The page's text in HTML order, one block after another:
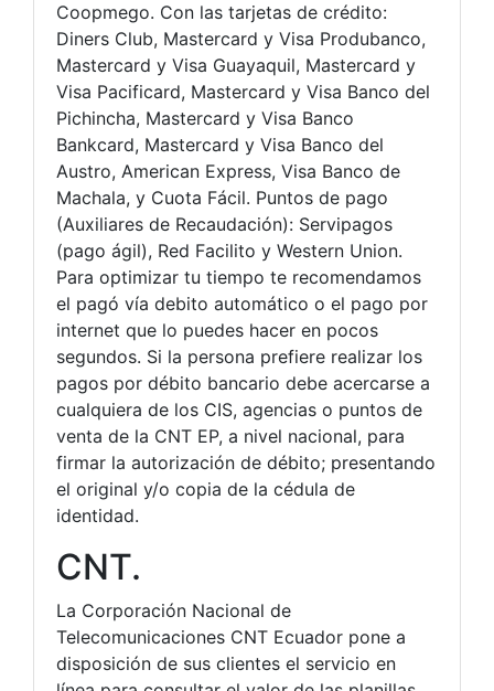
Coopmego. Con las tarjetas de crédito:
Diners Club, Mastercard y Visa Produbanco,
Mastercard y Visa Guayaquil, Mastercard y
Visa Pacificard, Mastercard y Visa Banco del
Pichincha, Mastercard y Visa Banco
Bankcard, Mastercard y Visa Banco del
Austro, American Express, Visa Banco de
Machala, y Cuota Fácil. Puntos de pago
(Auxiliares de Recaudación): Servipagos
(pago ágil), Red Facilito y Western Union.
Para optimizar tu tiempo te recomendamos
el pagó vía debito automático o el pago por
internet que lo puedes hacer en pocos
segundos. Si la persona prefiere realizar los
pagos por débito bancario debe acercarse a
cualquiera de los CIS, agencias o puntos de
venta de la CNT EP, a nivel nacional, para
firmar la autorización de débito; presentando
el original y/o copia de la cédula de
identidad.
CNT.
La Corporación Nacional de
Telecomunicaciones CNT Ecuador pone a
disposición de sus clientes el servicio en